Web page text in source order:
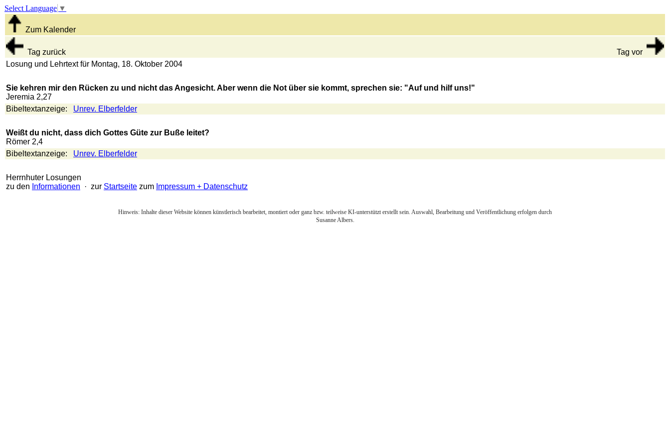
Select Language ▼
Zum Kalender
Tag zurück
Tag vor
Losung und Lehrtext für Montag, 18. Oktober 2004
Sie kehren mir den Rücken zu und nicht das Angesicht. Aber wenn die Not über sie kommt, sprechen sie: "Auf und hilf uns!"
Jeremia 2,27
Bibeltextanzeige: Unrev. Elberfelder
Weißt du nicht, dass dich Gottes Güte zur Buße leitet?
Römer 2,4
Bibeltextanzeige: Unrev. Elberfelder
Herrnhuter Losungen
zu den Informationen · zur Startseite zum Impressum + Datenschutz
Hinweis: Inhalte dieser Website können künstlerisch bearbeitet, montiert oder ganz bzw. teilweise KI-unterstützt erstellt sein. Auswahl, Bearbeitung und Veröffentlichung erfolgen durch
Susanne Albers.